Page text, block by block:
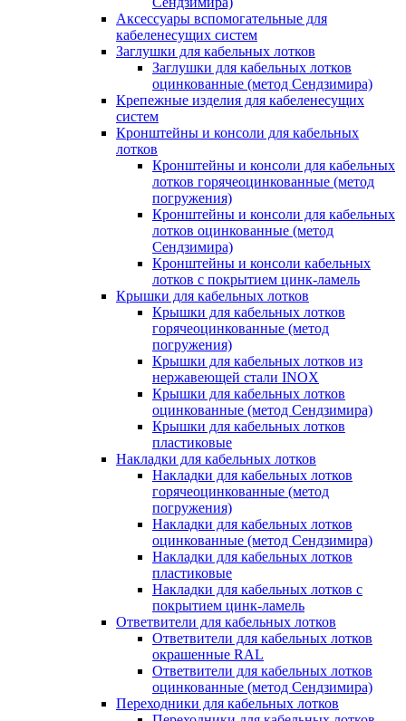
Аксессуары вспомогательные для
кабеленесущих систем
Заглушки для кабельных лотков
Заглушки для кабельных лотков
оцинкованные (метод Сендзимира)
Крепежные изделия для кабеленесущих
систем
Кронштейны и консоли для кабельных
лотков
Кронштейны и консоли для кабельных
лотков горячеоцинкованные (метод
погружения)
Кронштейны и консоли для кабельных
лотков оцинкованные (метод
Сендзимира)
Кронштейны и консоли кабельных
лотков с покрытием цинк-ламель
Крышки для кабельных лотков
Крышки для кабельных лотков
горячеоцинкованные (метод
погружения)
Крышки для кабельных лотков из
нержавеющей стали INOX
Крышки для кабельных лотков
оцинкованные (метод Сендзимира)
Крышки для кабельных лотков
пластиковые
Накладки для кабельных лотков
Накладки для кабельных лотков
горячеоцинкованные (метод
погружения)
Накладки для кабельных лотков
оцинкованные (метод Сендзимира)
Накладки для кабельных лотков
пластиковые
Накладки для кабельных лотков с
покрытием цинк-ламель
Ответвители для кабельных лотков
Ответвители для кабельных лотков
окрашенные RAL
Ответвители для кабельных лотков
оцинкованные (метод Сендзимира)
Переходники для кабельных лотков